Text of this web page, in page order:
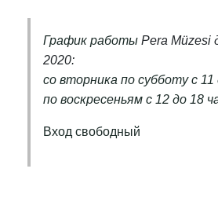
График работы Pera Müzesi
2020:
со вторника по субботу с 11
по воскресеньям с 12 до 18
Вход свободный